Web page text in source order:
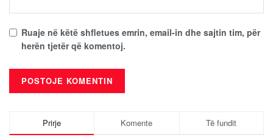
Ruaje në këtë shfletues emrin, email-in dhe sajtin tim, për
herën tjetër që komentoj.
Prirje Komente Të fundit